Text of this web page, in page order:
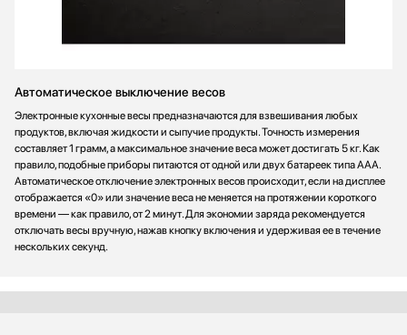
Автоматическое выключение весов
Электронные кухонные весы предназначаются для взвешивания любых
продуктов, включая жидкости и сыпучие продукты. Точность измерения
составляет 1 грамм, а максимальное значение веса может достигать 5 кг. Как
правило, подобные приборы питаются от одной или двух батареек типа ААА.
Автоматическое отключение электронных весов происходит, если на дисплее
отображается «0» или значение веса не меняется на протяжении короткого
времени — как правило, от 2 минут. Для экономии заряда рекомендуется
отключать весы вручную, нажав кнопку включения и удерживая ее в течение
нескольких секунд.